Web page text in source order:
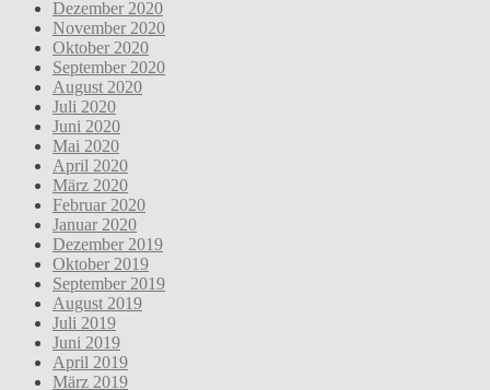
Dezember 2020
November 2020
Oktober 2020
September 2020
August 2020
Juli 2020
Juni 2020
Mai 2020
April 2020
März 2020
Februar 2020
Januar 2020
Dezember 2019
Oktober 2019
September 2019
August 2019
Juli 2019
Juni 2019
April 2019
März 2019